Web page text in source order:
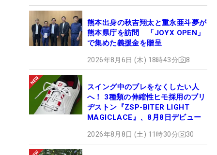
熊本出身の秋吉翔太と重永亜斗夢が
熊本県庁を訪問 「JOYX OPEN」
で集めた義援金を贈呈
2026年8月6日 (木) 18時43分 8
スイング中のブレをなくしたい人
へ！ 3種類の伸縮性ヒモ採用のブリ
ヂストン『ZSP-BITER LIGHT
MAGICLACE』、8月8日デビュー
2026年8月8日 (土) 11時30分 30